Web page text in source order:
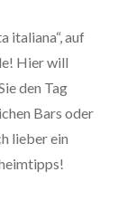
italiana“, auf
Hier will
den Tag
Bars oder
lieber ein